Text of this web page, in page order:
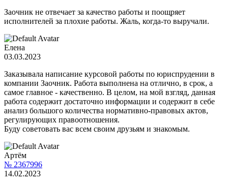
Заочник не отвечает за качество работы и поощряет
исполнителей за плохие работы. Жаль, когда-то выручали.
Елена
03.03.2023
Заказывала написание курсовой работы по юриспрудении в
компании Заочник. Работа выполнена на отлично, в срок, а
самое главное - качественно. В целом, на мой взгляд, данная
работа содержит достаточно информации и содержит в себе
анализ большого количества нормативно-правовых актов,
регулирующих правоотношения.
Буду советовать вас всем своим друзьям и знакомым.
Артём
№ 2367996
14.02.2023